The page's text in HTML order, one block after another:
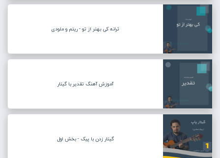
ترانه کی بهتر از تو - ریتم و ملودی
آموزش آهنگ تقدیر با گیتار
گیتار زدن با پیک - بخش اول